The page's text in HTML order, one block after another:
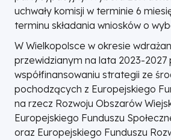
uchwały komisji w terminie 6
terminu składania wniosków o
W Wielkopolsce w okresie
przewidzianym na lata 2023-2027
współfinansowaniu strategii ze
pochodzących z Europejskiego
na rzecz Rozwoju Obszarów
Europejskiego Funduszu
oraz Europejskiego Funduszu